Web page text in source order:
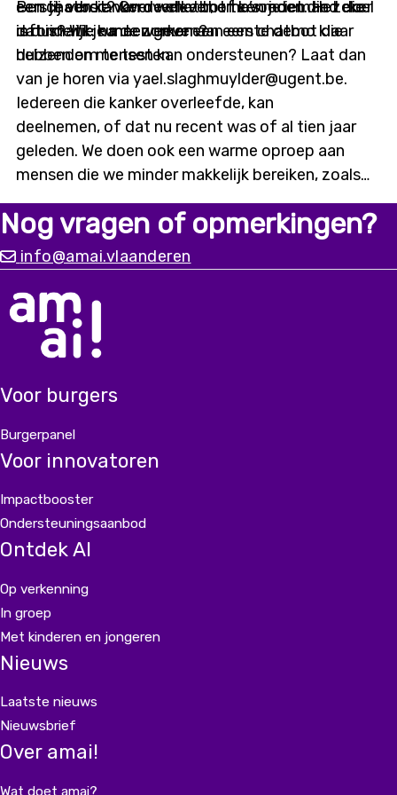
eerste versie van de chatbot te voeden. Het doel
is duidelijk: na de zomer een eerste demo klaar
hebben om te testen.
een chatbot? Over welke thema’s moet die zeker
informatie kunnen geven?
Ben jij een kankeroverlever, of ken je iemand die
dat is? Wil je meewerken aan een chatbot die
duizenden mensen kan ondersteunen? Laat dan
van je horen via yael.slaghmuylder@ugent.be.
Iedereen die kanker overleefde, kan
deelnemen, of dat nu recent was of al tien jaar
geleden. We doen ook een warme oproep aan
mensen die we minder makkelijk bereiken, zoals
digitaal kwetsbaren of mensen met een
migratieachtergrond. Alleen met input vanuit
diverse ervaringen kunnen we
een chatbot bouwen die er écht is voor iedereen.
Nog vragen of opmerkingen?
info@amai.vlaanderen
Voor burgers
Burgerpanel
Voor innovatoren
Impactbooster
Ondersteuningsaanbod
Ontdek AI
Op verkenning
In groep
Met kinderen en jongeren
Nieuws
Laatste nieuws
Nieuwsbrief
Over amai!
Wat doet amai?